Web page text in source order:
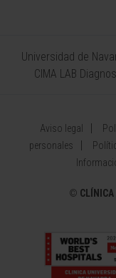
Universidad de
CIMA LAB
Aviso legal
personales
© CLÍNICA